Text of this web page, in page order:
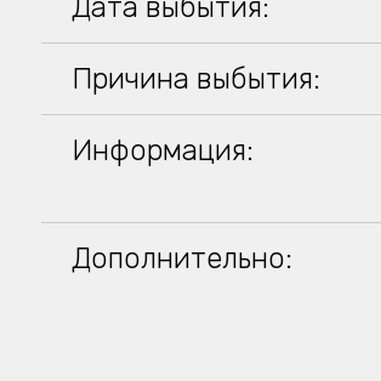
Дата выбытия:
Причина выбытия:
Информация:
Дополнительно: